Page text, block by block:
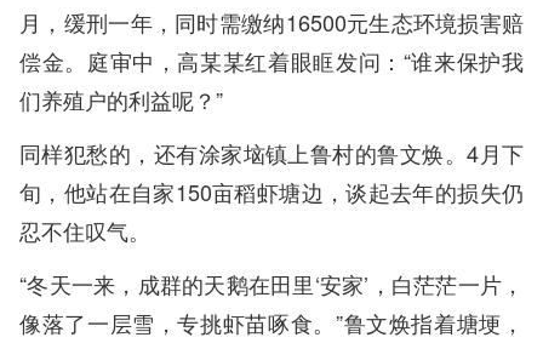
月，缓刑一年，同时需缴纳16500元生态环境损害赔
偿金。庭审中，高某某红着眼眶发问：“谁来保护我
们养殖户的利益呢？”
同样犯愁的，还有涂家垴镇上鲁村的鲁文焕。4月下
旬，他站在自家150亩稻虾塘边，谈起去年的损失仍
忍不住叹气。
“冬天一来，成群的天鹅在田里‘安家’，白茫茫一片，
像落了一层雪，专挑虾苗啄食。”鲁文焕指着塘埂，